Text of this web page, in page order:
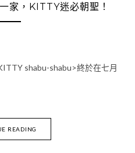
家，KITTY迷必朝聖！
shabu-shabu>終於在七月
READING